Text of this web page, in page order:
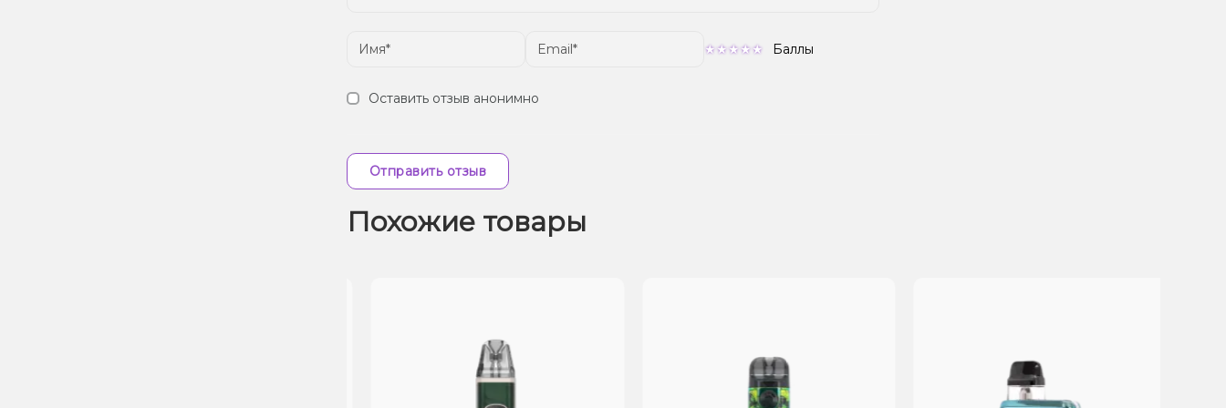
Баллы
Оставить отзыв анонимно
Отправить отзыв
Похожие товары